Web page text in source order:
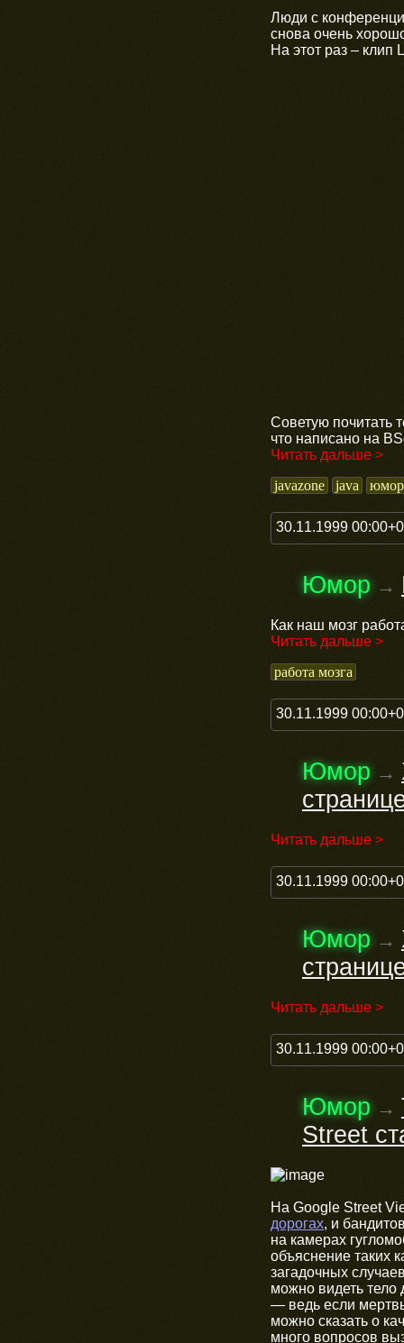
Люди с
снова очень
На этот раз – клип
Советую почитать
что написано на
Читать дальше >
javazone
java юмор
30.11.1999
Юмор →
Как наш мозг
Читать дальше >
работа мозга
30.11.1999
Юмор →
Читать дальше >
30.11.1999
Юмор→
Читать дальше >
30.11.1999
Юмор →
Street
На Google Street
дорогах, и
на камерах
объяснение таких
загадочных
можно видеть тело
— ведь если
можно сказать о
много вопросов